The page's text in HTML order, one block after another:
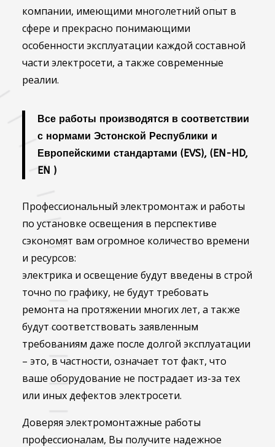
компании, имеющими многолетний опыт в
сфере и прекрасно понимающими
особенности эксплуатации каждой составной
части электросети, а также современные
реалии.
Все работы производятся в соответствии
с нормами Эстонской Республики и
Европейскими стандартами (EVS), (EN-HD,
EN )
Профессиональный электромонтаж и работы
по установке освещения в перспективе
сэкономят вам огромное количество времени
и ресурсов:
электрика и освещение будут введены в строй
точно по графику, не будут требовать
ремонта на протяжении многих лет, а также
будут соответствовать заявленным
требованиям даже после долгой эксплуатации
– это, в частности, означает тот факт, что
ваше оборудование не пострадает из-за тех
или иных дефектов электросети.
Доверяя электромонтажные работы
профессионалам, Вы получите надежное